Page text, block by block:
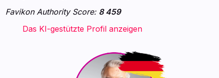
Favikon Authority Score: 8 459
‍ ‍ ‍ ‍ ‍ ‍ ‍ Das KI-gestützte Profil anzeigen ‍ ‍ ‍